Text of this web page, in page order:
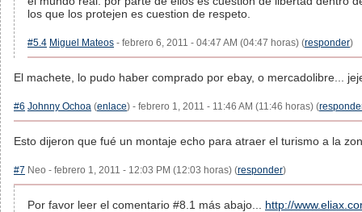
los que los protejen es cuestion de respeto.
#5.4 Miguel Mateos - febrero 6, 2011 - 04:47 AM (04:47 horas) (responder)
El machete, lo pudo haber comprado por ebay, o mercadolibre...
#6 Johnny Ochoa (enlace) - febrero 1, 2011 - 11:46 AM (11:46 horas) (
Esto dijeron que fué un montaje echo para atraer el turismo a la
#7 Neo - febrero 1, 2011 - 12:03 PM (12:03 horas) (responder)
Por favor leer el comentario #8.1 más abajo... http://